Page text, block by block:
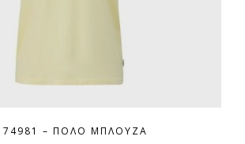
– ΠΌΛΟ ΜΠΛΟΎΖΑ